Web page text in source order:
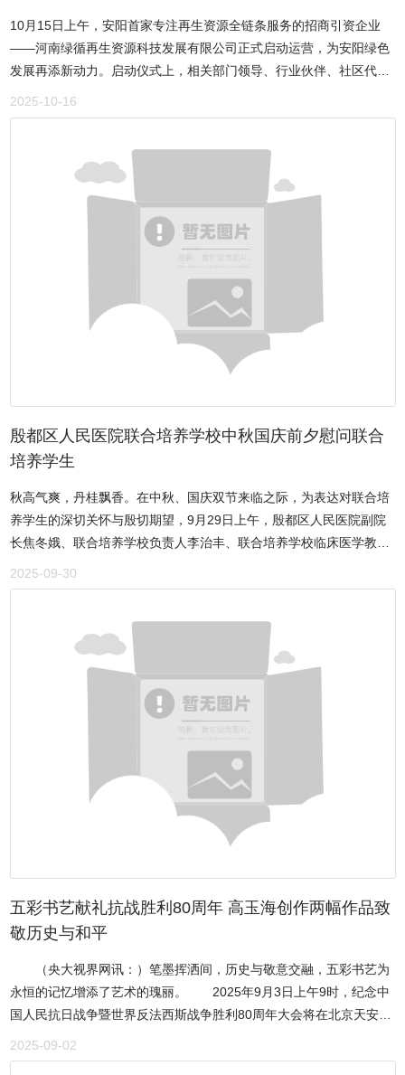
家文化安全的“万里长城”，他现场作诗作一首——《脊梁》，以表达
对李金明及各位文学同仁的崇高敬意。中国作家协会副主席 白庚
胜……一个人不能没有脊梁，它让你顶天立地的生存、生活；一支军
队不能没有脊梁，它让你挺直宽阔的胸膛坚守、战斗；一个民族不能
不要脊梁，有它你才高昂不屈不挠的头颅；……马誉炜认为，李金明
品具有很强的穿透力，能直抵人心深处，同时既尊重和挖掘历史事
实，又从革命斗争历史中提炼不屈精神与美德，是真善美的结合。李
金明的作品生动阐释了“天下兴亡匹夫有责” 的爱国情怀，彰显了中国
人民不畏强暴、视死如归的民族气节与血战到底的英雄气概，贯穿了
百折不挠的必胜信念。更难能可贵的是，李金明的作品不是简单的历
史复制，而是以文学为犁，深耕抗战历史的沃土，把伟大的抗战精神
融入其中。著名军旅作家马誉炜少将红孩表示，青纱帐是抗战题材赋
予独特意义的文学意象，是白洋淀文学乃至中国乡土文学的重要组成
部分，李金明提出的“青纱帐文学”概念在文学发展上具有重要意义。
时代在变迁，青纱帐的作用也在发生改变，正如军旅文学既讲述战争
务副会长 红孩石钟山提出，每个作家都在寻找自己的创作故乡，李金
明从初始就找到了属于自己的文字之本。他认为，青纱帐文学与军
思想，需要汇聚更多作家的力量去推广，才能为更多的人所了解。同
时他建议，文学创作应避免宏大叙事的框架，让视角更贴近生活与人
性根源。著名军旅作家、《激情燃烧的岁月》编剧 石钟山河北省作家
协会副主席 李春雷黄海霞表示，李金明笔下的青纱帐被赋予了全新的
的一个鲜明坐标。更重要的是，他的作品回答了军旅文学一个永恒的
核心命题——如何塑造“人”，他用自己的坚守，践行真正的文学必须
深深扎根于生活的沃土里，必须与民族和人民的命运同频共振；证明
现实主义的创作方法依然拥有强大的生命力，关键在于要用一颗真诚
的心去感受、用一纸勤奋的笔去记录、用一个时代的胸怀去升华。
《赤子》杂志上旬刊主编 黄海霞保定市作家协会主席王淑彦表示，保
定成为中国文学创作和保定作家群兴起的基地，青纱帐文学发挥了重
要的作用。李金明通过创作青纱帐文学作品，为大家树立了榜样，那
就是——拿起自己的笔，写身边的人，写身边的事，以引导后来者树
立正确的三观。她说，在不同的时代写下不同的辉煌作品，这是我们
每个作家应该担当的责任。保定市作家协会主席 王淑彦蠡县作家协会
文学作品，情感朴素生动，呈现了深厚的军人情结、卓然的学者风范
与真挚的作家情怀。蠡县是具有深厚文化积淀的千年古县，这里曾走
李金明的创作正是这一宝贵文脉的延续与回响。蠡县作家协会主席 张
兰允北京市石景山区作家协会副秘书长、著名作家、评论家张本奎表
示，李金明的独特之处在于他对党史、军史的深入研究，成功打通了
历史纪实与文学表达之间的界限。李金明笔下的青纱帐不再是一片庄
10月15日上午，安阳首家专注再生资源全链条服务的招商引资企业
——河南绿循再生资源科技发展有限公司正式启动运营，为安阳绿色
发展再添新动力。启动仪式上，相关部门领导、行业伙伴、社区代表
公司董事会主席、中国现代文化网总编辑林膑，安阳市农村合作经济
司总经理董雪峰到会祝贺！大家对河南绿循运营表示祝贺并充满期
待，相信其凭借创新模式与资源整合能力，作为安阳智能回收领军
者，将为助力古都安阳发展再做新贡献。据悉，河南绿循再生资源科
技发展有限公司由湖北长平兴盛再生资源发展有限公司注资，与安阳
供销新网有限责任公司达成长期战略合作。董事长王新宏专程从武汉
撑，公司业务紧贴河南产业绿色升级需求，将依托政策资源推动产业
高质量发展。总经理郜卫华介绍，公司构建“上门回收 + 智能站点 +
再生原料供应”全链条体系。为企业提供定制化废旧设备等回收服务，
配备封闭运输团队；在居民社区布局智能回收站点，以“线上预约 + 线
供给制造企业。（秦广林）
2025-10-16
殷都区人民医院联合培养学校中秋国庆前夕慰问联合
培养学生
秋高气爽，丹桂飘香。在中秋、国庆双节来临之际，为表达对联合培
养学生的深切关怀与殷切期望，9月29日上午，殷都区人民医院副院
长焦冬娥、联合培养学校负责人李治丰、联合培养学校临床医学教学
体学生，为他们送上节日的祝福与精心准备的月饼礼盒。慰问现场，
同学手中，并与他们进行了亲切交谈。焦院长详细询问了同学们近期
的学习情况、生活状况以及对新环境的适应程度，对大家展现出的积
极向上、勤奋好学的精神风貌给予了高度肯定。“同学们辛苦了！你们
是两校友谊的桥梁，也是我们共同的骄傲。” 焦院长在交谈中表
示，“希望你们能将这里当作自己的第二个家，珍惜宝贵的联合培养机
后盾。”焦院长还特别叮嘱同学们，在节假日期间要与家人多联系，劳
逸结合，注意人身与财产安全。一份份香甜的月饼，一句句暖心的话
语，让远离家乡的学子们深受感动。同学们对院领导的关心表示感
谢，并分享了在联合培养期间的学习收获与生活感悟。大家纷纷表
将不负期望，以更饱满的热情投入到未来的学习和生活中，以优异的
成绩回报两所学校的培养。此次节前慰问活动，不仅送去了物质上的
关怀，更给予了精神上的鼓舞，充分体现了殷都区人民医院对联合培
和凝聚力，为院校合作育人工作的深入开展奠定了更加坚实的基础。
安阳市殷都区人民医院联合培养学校致全体学生的一封信亲爱的同学
们：见字如面。中秋的明月即将照亮思乡的路，国庆的礼花即将点燃
家国的情。在这个双喜临门的特别时刻，安阳市殷都区人民医院联合
培养学校全体领导及教职工向你们致以最诚挚的问候和最美好的祝
2025-09-30
五彩书艺献礼抗战胜利80周年 高玉海创作两幅作品致
敬历史与和平
（央大视界网讯：）笔墨挥洒间，历史与敬意交融，五彩书艺为
永恒的记忆增添了艺术的瑰丽。 2025年9月3日上午9时，纪念中
国人民抗日战争暨世界反法西斯战争胜利80周年大会将在北京天安门
出席大会并发表重要讲话、检阅部队。 当晚8时，文艺晚会《正
2025-09-02